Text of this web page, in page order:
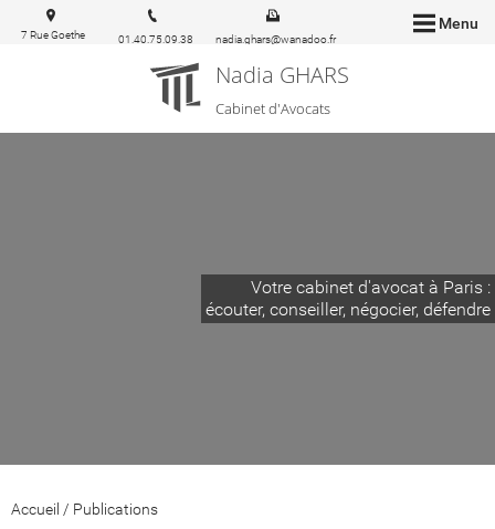
Menu
Nadia GHARS
Cabinet d'Avocats
7 Rue Goethe
01.40.75.09.38 nadia.ghars@wanadoo.fr
Votre cabinet d'avocat à Paris :
écouter, conseiller, négocier, défendre
Accueil / Publications